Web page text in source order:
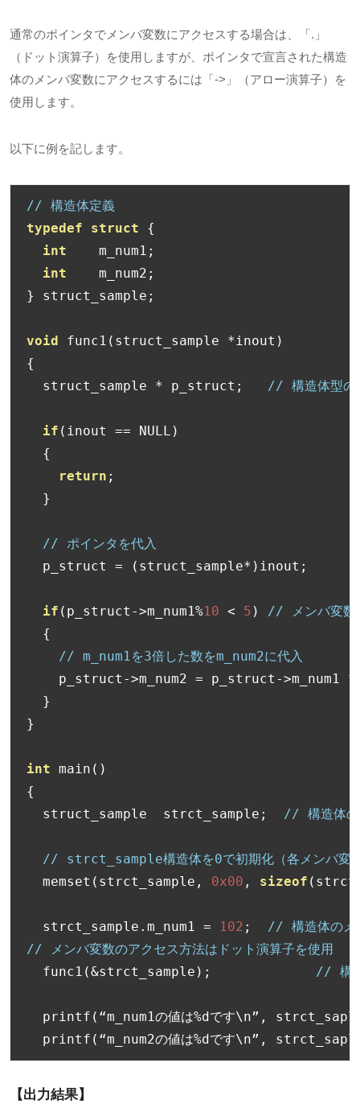
通常のポインタでメンバ変数にアクセスする場合は、「.」
（ドット演算子）を使用しますが、ポインタで宣言された構造
体のメンバ変数にアクセスするには「->」（アロー演算子）を
使用します。
以下に例を記します。
// 構造体定義
typedef
struct
{
int
    m_num1
;
int
    m_num2
;
}
struct_sample ;
void func1 ( struct_sample *inout )
{
  struct_sample
* p_struct ; // 構造体型の
if ( inout == NULL )
{
return ;
}
// ポインタを代入
  p_struct
= ( struct_sample*) inout ;
if ( p_struct ->m_num1%10 < 5 )
// メンバ変数
{
// m_num1を3倍した数をm_num2に代入
    p_struct
->m_num2 = p_struct ->m_num1 *
}
}
int main ()
{
  struct_sample  strct_sample
; // 構造体の
// strct_sample構造体を0で初期化（各メンバ変数
  memset
( strct_sample , 0x00 , sizeof (
  strct_sample
. m_num1 = 102 ;
// 構造体のメ
// メンバ変数のアクセス方法はドット演算子を使用
  func1
(&strct_sample ); // 構造
  printf
(“m_num1の値は%d です\n”,
  printf
(“m_num2の値は%d です\n”,
【出力結果】